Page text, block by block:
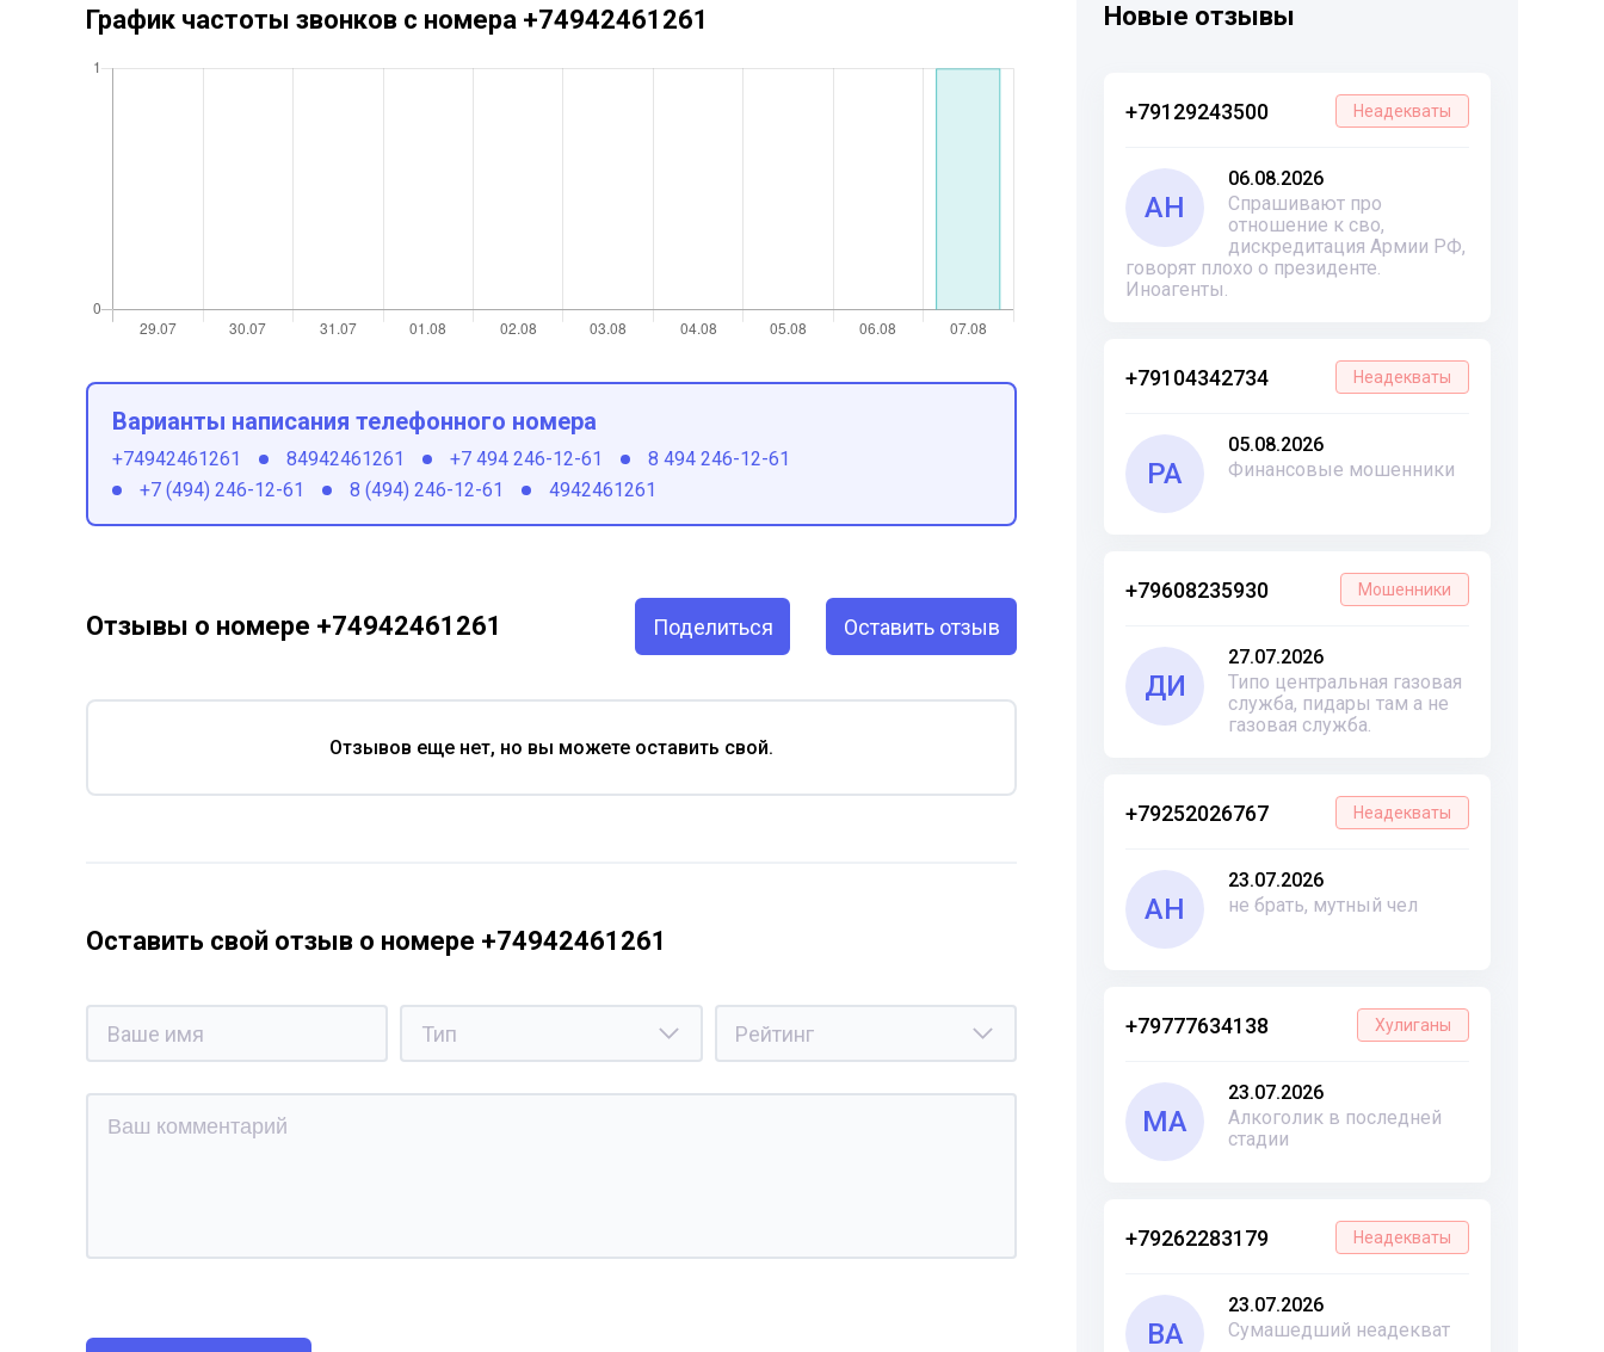
Новые отзывы
+79129243500 Неадекваты
АН
06.08.2026
Спрашивают про
отношение к сво,
дискредитация Армии РФ,
говорят плохо о президенте.
Иноагенты.
+79104342734 Неадекваты
РА
05.08.2026
Финансовые мошенники
+79608235930 Мошенники
ДИ
27.07.2026
Типо центральная газовая
служба, пидары там а не
газовая служба.
+79252026767 Неадекваты
АН
23.07.2026
не брать, мутный чел
+79777634138 Хулиганы
МА
23.07.2026
Алкоголик в последней
стадии
+79262283179 Неадекваты
ВА
23.07.2026
Сумашедший неадекват
График частоты звонков с номера +74942461261
Варианты написания телефонного номера
+74942461261 84942461261 +7 494 246-12-61
8 494 246-12-61
+7 (494) 246-12-61
8 (494) 246-12-61 4942461261
Отзывы о номере +74942461261 Поделиться Оставить отзыв
Отзывов еще нет, но вы можете оставить свой.
Оставить свой отзыв о номере +74942461261